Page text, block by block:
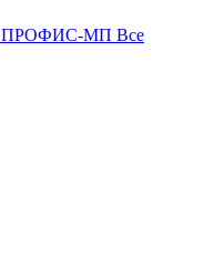
ПРОФИС-МП Все